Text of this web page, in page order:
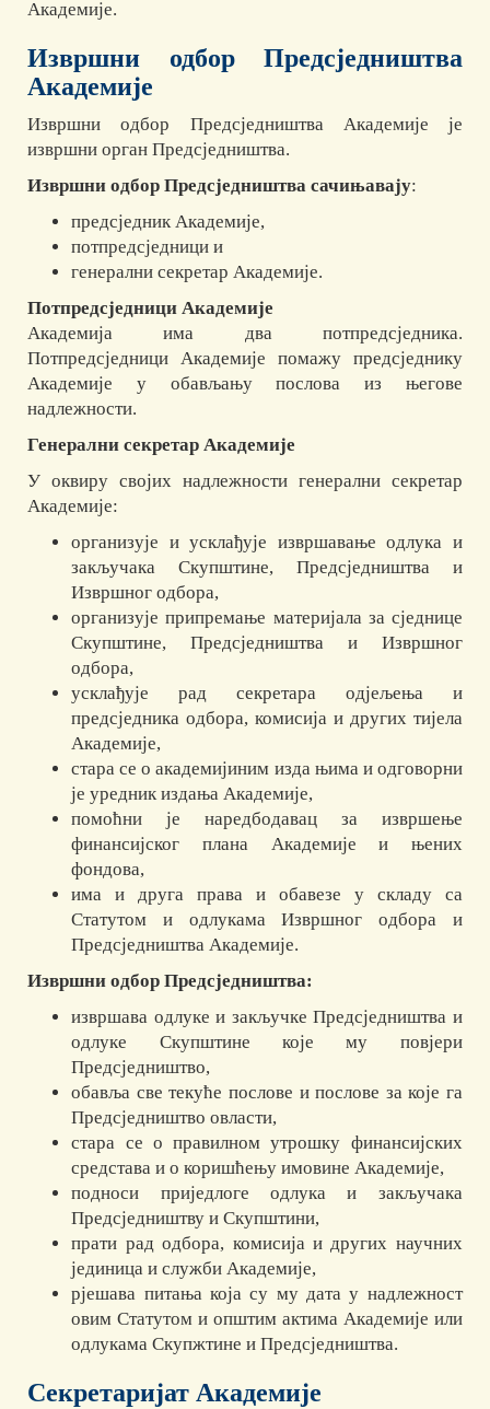
Академије.
Извршни одбор Предсједништва
Академије
Извршни одбор Предсједништва Академије је
извршни орган Предсједништва.
Извршни одбор Предсједништва сачињавају:
предсједник Академије,
потпредсједници и
генерални секретар Академије.
Потпредсједници Академије
Академија има два потпредсједника.
Потпредсједници Академије помажу предсједнику
Академије у обављању послова из његове
надлежности.
Генерални секретар Академије
У оквиру својих надлежности генерални секретар
Академије:
организује и усклађује извршавање одлука и
закључака Скупштине, Предсједништва и
Извршног одбора,
организује припремање материјала за сједнице
Скупштине, Предсједништва и Извршног
одбора,
усклађује рад секретара одјељења и
предсједника одбора, комисија и других тијела
Академије,
стара се о академијиним изда њима и одговорни
је уредник издања Академије,
помоћни је наредбодавац за извршење
финансијског плана Академије и њених
фондова,
има и друга права и обавезе у складу са
Статутом и одлукама Извршног одбора и
Предсједништва Академије.
Извршни одбор Предсједништва:
извршава одлуке и закључке Предсједништва и
одлуке Скупштине које му повјери
Предсједништво,
обавља све текуће послове и послове за које га
Предсједништво овласти,
стара се о правилном утрошку финансијских
средстава и о коришћењу имовине Академије,
подноси приједлоге одлука и закључака
Предсједништву и Скупштини,
прати рад одбора, комисија и других научних
јединица и служби Академије,
рјешава питања која су му дата у надлежност
овим Статутом и општим актима Академије или
одлукама Скупжтине и Предсједништва.
Секретаријат Академије